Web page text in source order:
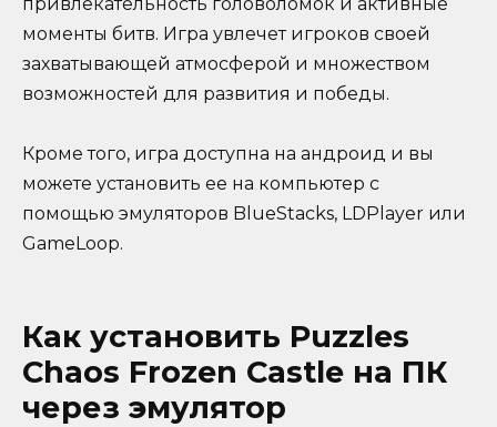
моменты битв. Игра увлечет игроков своей
захватывающей атмосферой и множеством
возможностей для развития и победы.
Кроме того, игра доступна на андроид и вы
можете установить ее на компьютер с
помощью эмуляторов BlueStacks, LDPlayer или
GameLoop.
Как установить Puzzles
Chaos Frozen Castle на ПК
через эмулятор